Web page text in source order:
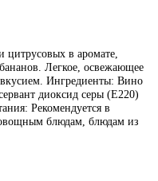
цитрусовых в аромате,
Легкое, освежающее
Ингредиенты: Вино
диоксид серы (Е220)
Рекомендуется в
овощным блюдам, блюдам из